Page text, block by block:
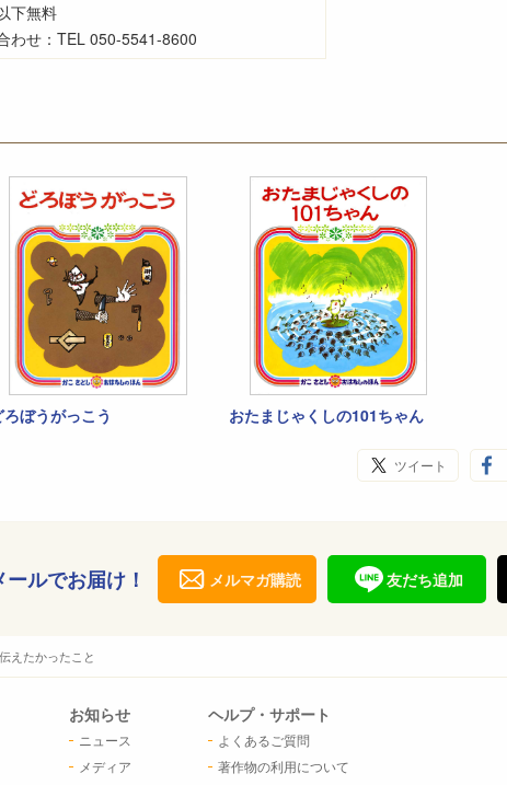
下無料
わせ：TEL 050-5541-8600
ろぼうがっこう おたまじゃくしの101ちゃん
ツイート
ルでお届け！ メルマガ購読 友だち追加
えたかったこと
お知らせ
ニュース
メディア
ヘルプ・サポート
よくあるご質問
著作物の利用について